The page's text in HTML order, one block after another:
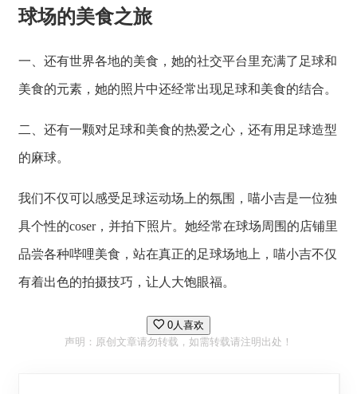
球场的美食之旅
一、还有世界各地的美食，她的社交平台里充满了足球和
美食的元素，她的照片中还经常出现足球和美食的结合。
二、还有一颗对足球和美食的热爱之心，还有用足球造型
的麻球。
我们不仅可以感受足球运动场上的氛围，喵小吉是一位独
具个性的coser，并拍下照片。她经常在球场周围的店铺里
品尝各种哔哩美食，站在真正的足球场地上，喵小吉不仅
有着出色的拍摄技巧，让人大饱眼福。
0人喜欢
声明：原创文章请勿转载，如需转载请注明出处！